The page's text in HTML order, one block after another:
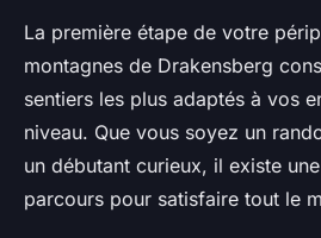
La première étape de votre
montagnes de Drakensberg
sentiers les plus adaptés à vos
niveau. Que vous soyez un
un débutant curieux, il existe
parcours pour satisfaire tout le